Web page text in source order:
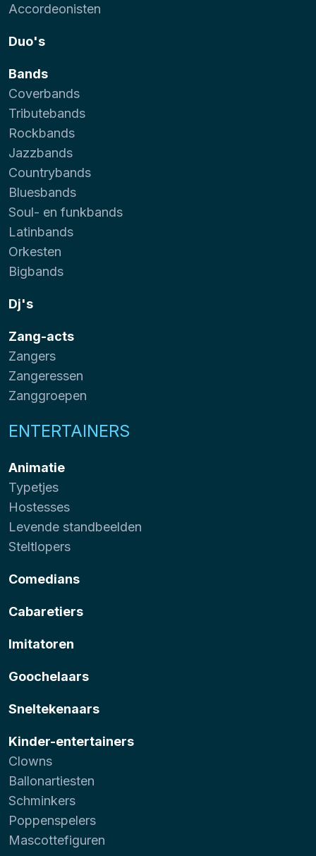
Accordeonisten
Duo's
Bands
Coverbands
Tributebands
Rockbands
Jazzbands
Countrybands
Bluesbands
Soul- en funkbands
Latinbands
Orkesten
Bigbands
Dj's
Zang-acts
Zangers
Zangeressen
Zanggroepen
ENTERTAINERS
Animatie
Typetjes
Hostesses
Levende standbeelden
Steltlopers
Comedians
Cabaretiers
Imitatoren
Goochelaars
Sneltekenaars
Kinder-entertainers
Clowns
Ballonartiesten
Schminkers
Poppenspelers
Mascottefiguren